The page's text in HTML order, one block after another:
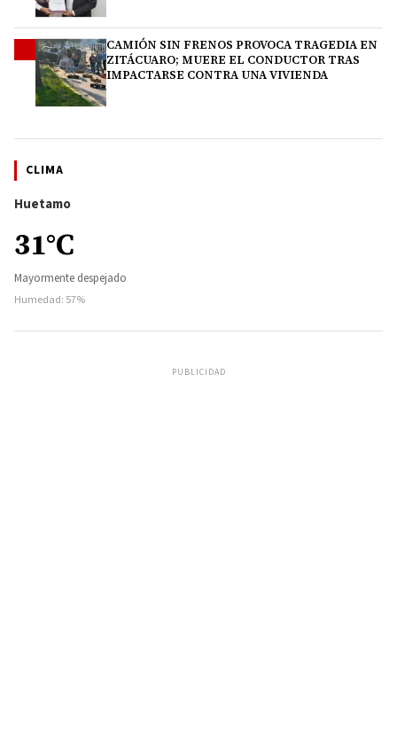
CAMIÓN SIN FRENOS PROVOCA TRAGEDIA EN
ZITÁCUARO; MUERE EL CONDUCTOR TRAS
IMPACTARSE CONTRA UNA VIVIENDA
CLIMA
Huetamo
31°C
Mayormente despejado
Humedad: 57%
PUBLICIDAD